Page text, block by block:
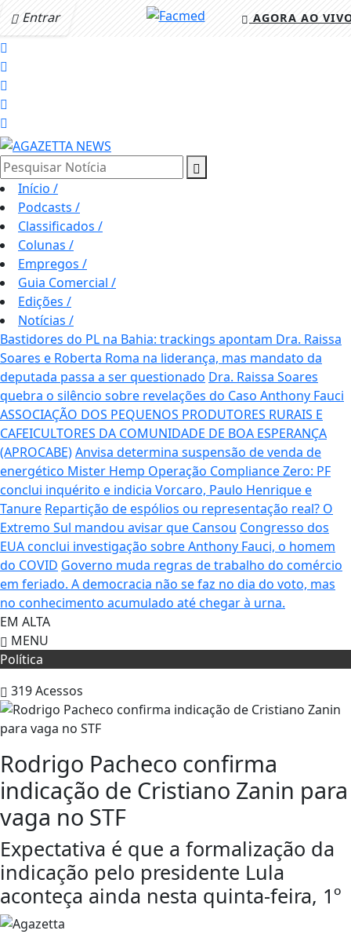
Entrar AGORA AO
Pesquisar Notícia
Início /
Podcasts /
Classificados /
Colunas /
Empregos /
Guia Comercial /
Edições /
Notícias /
Bastidores do PL na Bahia: trackings apontam Dra. Raissa
Soares e Roberta Roma na liderança, mas mandato da
deputada passa a ser questionado Dra. Raissa Soares
quebra o silêncio sobre revelações do Caso Anthony Fauci
ASSOCIAÇÃO DOS PEQUENOS PRODUTORES RURAIS E
CAFEICULTORES DA COMUNIDADE DE BOA ESPERANÇA
(APROCABE)Anvisa determina suspensão de venda de
energético Mister Hemp Operação Compliance Zero: PF
conclui inquérito e indicia Vorcaro, Paulo Henrique e
Tanure Repartição de espólios ou representação real? O
Extremo Sul mandou avisar que Cansou Congresso dos
EUA conclui investigação sobre Anthony Fauci, o homem
do COVID Governo muda regras de trabalho do comércio
em feriado. A democracia não se faz no dia do voto, mas
no conhecimento acumulado até chegar à urna.
EM ALTA
MENU
Política
319Acessos
Rodrigo Pacheco confirma
indicação de Cristiano Zanin para
vaga no STF
Expectativa é que a formalização da
indicação pelo presidente Lula
aconteça ainda nesta quinta-feira, 1º